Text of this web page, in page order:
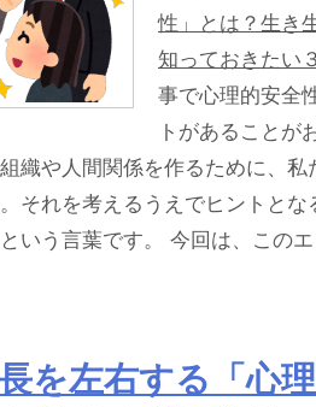
性」とは？生き
知っておきたい
事で心理的安全
トがあることが
織や人間関係を作るために、
それを考えるうえでヒントと
という言葉です。 今回は、この
を左右する「心